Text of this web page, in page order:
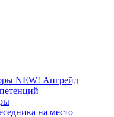
NEW! Апгрейд
на место